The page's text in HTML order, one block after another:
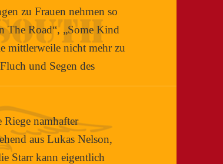
zu Frauen nehmen so
The Road“, „Some Kind
mittlerweile nicht mehr zu
und Segen des
namhafter
aus Lukas Nelson,
Starr kann eigentlich